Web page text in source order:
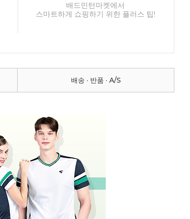
배드민턴마켓에서
스마트하게 쇼핑하기 위한 플러스 팁!
배송 · 반품 · A/S